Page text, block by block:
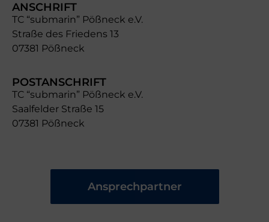
ANSCHRIFT
TC “submarin” Pößneck e.V.
Straße des Friedens 13
07381 Pößneck
POSTANSCHRIFT
TC “submarin” Pößneck e.V.
Saalfelder Straße 15
07381 Pößneck
Ansprechpartner